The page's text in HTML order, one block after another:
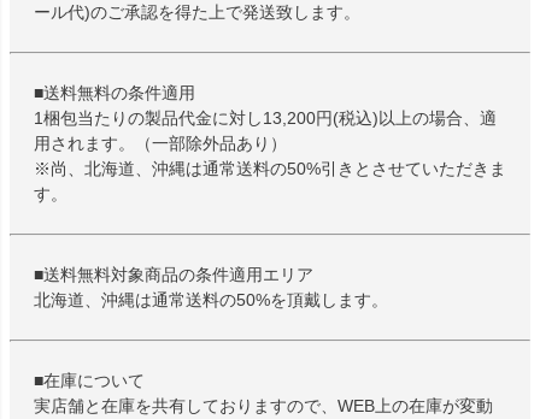
ール代)のご承認を得た上で発送致します。
■送料無料の条件適用
1梱包当たりの製品代金に対し13,200円(税込)以上の場合、適
用されます。（一部除外品あり）
※尚、北海道、沖縄は通常送料の50%引きとさせていただきま
す。
■送料無料対象商品の条件適用エリア
北海道、沖縄は通常送料の50%を頂戴します。
■在庫について
実店舗と在庫を共有しておりますので、WEB上の在庫が変動